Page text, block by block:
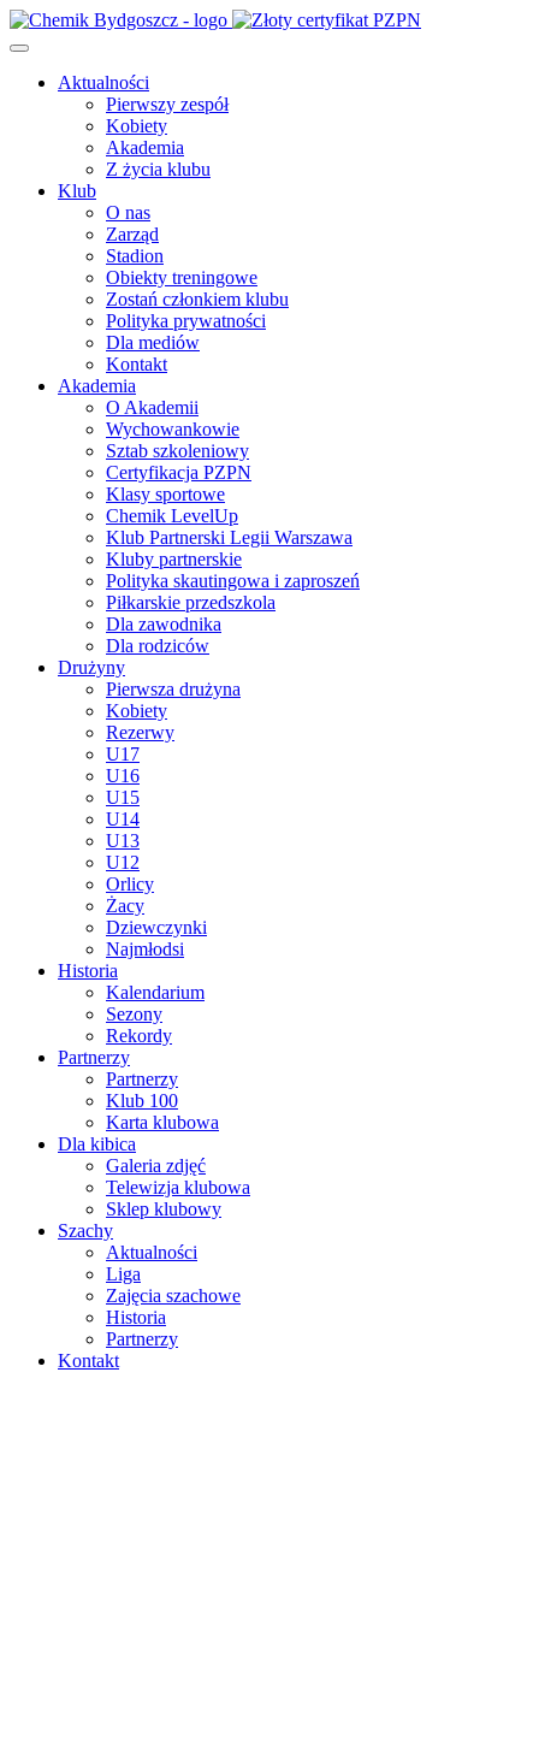
Aktualności
Pierwszy zespół
Kobiety
Akademia
Z życia klubu
Klub
O nas
Zarząd
Stadion
Obiekty treningowe
Zostań członkiem klubu
Polityka prywatności
Dla mediów
Kontakt
Akademia
O Akademii
Wychowankowie
Sztab szkoleniowy
Certyfikacja PZPN
Klasy sportowe
Chemik LevelUp
Klub Partnerski Legii Warszawa
Kluby partnerskie
Polityka skautingowa i zaproszeń
Piłkarskie przedszkola
Dla zawodnika
Dla rodziców
Drużyny
Pierwsza drużyna
Kobiety
Rezerwy
U17
U16
U15
U14
U13
U12
Orlicy
Żacy
Dziewczynki
Najmłodsi
Historia
Kalendarium
Sezony
Rekordy
Partnerzy
Partnerzy
Klub 100
Karta klubowa
Dla kibica
Galeria zdjęć
Telewizja klubowa
Sklep klubowy
Szachy
Aktualności
Liga
Zajęcia szachowe
Historia
Partnerzy
Kontakt